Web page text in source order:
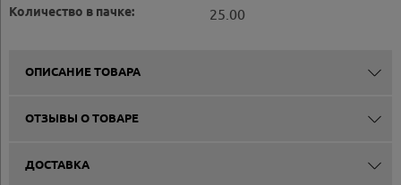
Количество в пачке: 25.00
ОПИСАНИЕ ТОВАРА
ОТЗЫВЫ О ТОВАРЕ
ДОСТАВКА